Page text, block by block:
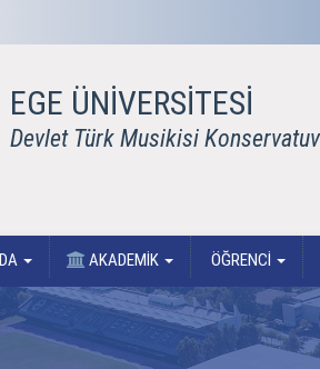
EGE ÜNİVERSİTESİ
Devlet Türk Musikisi
AKADEMİK ÖĞRENCİ